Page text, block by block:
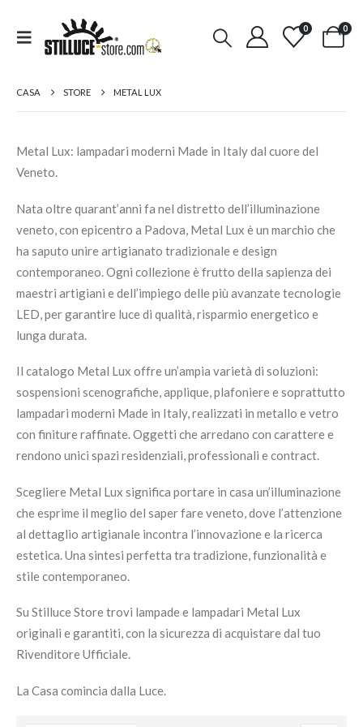
0 0
CASA STORE METAL LUX
Metal Lux: lampadari moderni Made in Italy dal cuore del
Veneto.
Nata oltre quarant’anni fa nel distretto dell’illuminazione
veneto, con epicentro a Padova, Metal Lux è un marchio che
ha saputo unire artigianato tradizionale e design
contemporaneo. Ogni collezione è frutto della sapienza dei
maestri artigiani e dell’impiego delle più avanzate tecnologie
LED, per garantire luce di qualità, risparmio energetico e
lunga durata.
Il catalogo Metal Lux offre un’ampia varietà di soluzioni:
sospensioni scenografiche, applique, plafoniere e soprattutto
lampadari moderni Made in Italy, realizzati in metallo e vetro
con finiture raffinate. Oggetti che arredano con carattere e
rendono unici spazi residenziali, professionali e contract.
Scegliere Metal Lux significa portare in casa un’illuminazione
che esprime il meglio del saper fare veneto, dove l’attenzione
al dettaglio artigianale incontra l’innovazione e la ricerca
estetica. Una sintesi perfetta tra tradizione, funzionalità e
stile contemporaneo.
Su Stilluce Store trovi lampade e lampadari Metal Lux
originali e garantiti, con la sicurezza di acquistare dal tuo
Rivenditore Ufficiale.
La Casa comincia dalla Luce.